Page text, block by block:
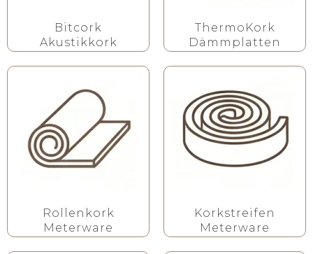
Bitcork
Akustikkork
ThermoKork
Dämmplatten
Rollenkork
Meterware
Korkstreifen
Meterware